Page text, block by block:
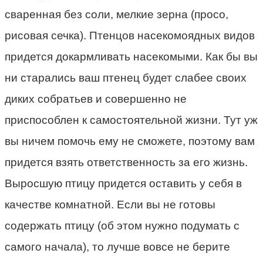
сваренная без соли, мелкие зерна (просо,
рисовая сечка). Птенцов насекомоядных видов
придется докармливать насекомыми. Как бы вы
ни старались ваш птенец будет слабее своих
диких собратьев и совершенно не
приспособлен к самостоятельной жизни. Тут уж
вы ничем помочь ему не сможете, поэтому вам
придется взять ответственность за его жизнь.
Выросшую птицу придется оставить у себя в
качестве комнатной. Если вы не готовы
содержать птицу (об этом нужно подумать с
самого начала), то лучше вовсе не берите